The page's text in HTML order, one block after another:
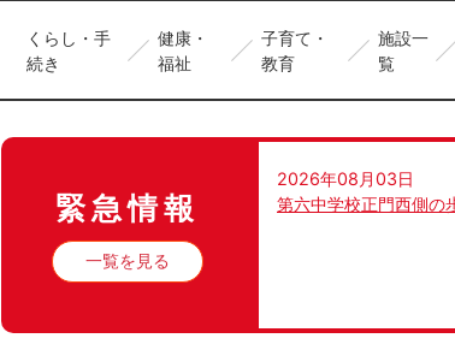
くらし・手
続き
健康・
福祉
子育て・
教育
施設一
覧
緊急情報
一覧を見る
2026年08月03日
第六中学校正門西側の